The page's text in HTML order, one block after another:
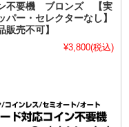
不要機 ブロンズ 【実
パー・セレクターなし】
販売不可】
¥3,800(税込)